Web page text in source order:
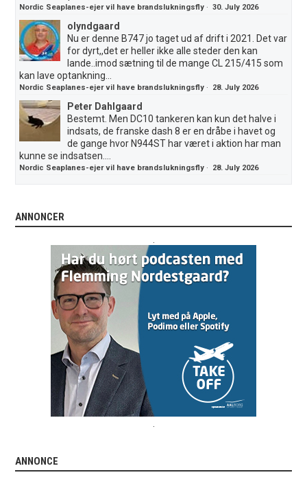
Nordic Seaplanes-ejer vil have brandslukningsfly ·30. July 2026
olyndgaard
Nu er denne B747 jo taget ud af drift i 2021. Det var
for dyrt,,det er heller ikke alle steder den kan
lande..imod sætning til de mange CL 215/415 som
kan lave optankning...
Nordic Seaplanes-ejer vil have brandslukningsfly · 28. July 2026
Peter Dahlgaard
Bestemt. Men DC10 tankeren kan kun det halve i
indsats, de franske dash 8 er en dråbe i havet og
de gange hvor N944ST har været i aktion har man
kunne se indsatsen....
Nordic Seaplanes-ejer vil have brandslukningsfly · 28. July 2026
ANNONCER
ANNONCE